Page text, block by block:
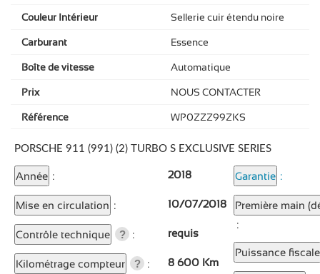
Couleur Intérieur Sellerie cuir étendu noire
Carburant Essence
Boîte de vitesse Automatique
Prix NOUS CONTACTER
Référence WP0ZZZ99ZKS
PORSCHE 911 (991) (2) TURBO S EXCLUSIVE SERIES
Année : 2018
Mise en circulation : 10/07/2018
Contrôle technique ? : requis
Kilométrage compteur ? : 8 600 Km
Garantie :
Première main
:
Puissance fiscale